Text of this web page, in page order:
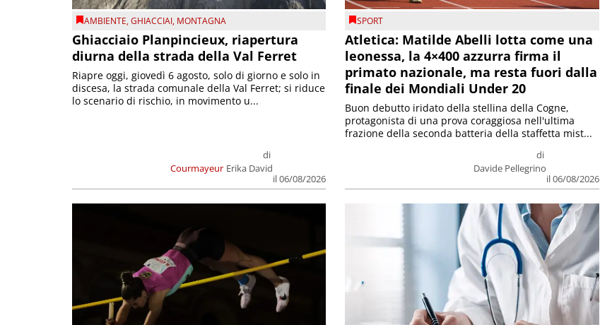
AMBIENTE,GHIACCIAI, MONTAGNA
Ghiacciaio Planpincieux, riapertura
diurna della strada della Val Ferret
Courmayeur
di
Erika David
il 06/08/2026
Riapre oggi, giovedì 6 agosto, solo di giorno e solo in
discesa, la strada comunale della Val Ferret; si riduce
lo scenario di rischio, in movimento u...
SPORT
Atletica: Matilde Abelli lotta come una
leonessa, la 4×400 azzurra firma il
primato nazionale, ma resta fuori dalla
finale dei Mondiali Under 20
di
Davide Pellegrino
il 06/08/2026
Buon debutto iridato della stellina della Cogne,
protagonista di una prova coraggiosa nell'ultima
frazione della seconda batteria della staffetta mist...